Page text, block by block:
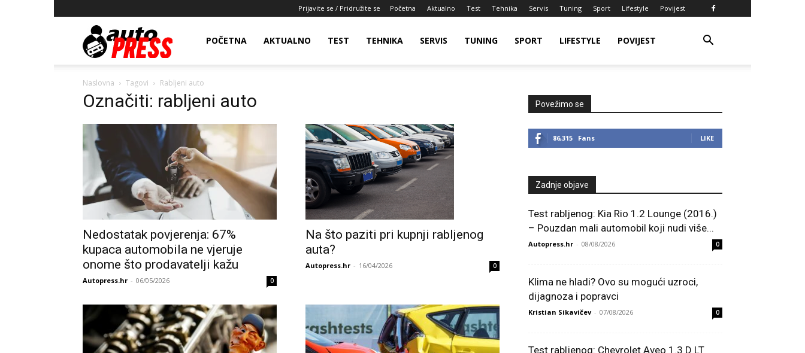
Prijavite se / Pridružite se Početna Aktualno Test Tehnika Servis Tuning Sport Lifestyle Povijest
AutopressHRPOČETNA AKTUALNO TEST TEHNIKA SERVIS TUNING SPORT LIFESTYLE POVIJEST
Naslovna Tagovi Rabljeni auto
Označiti: rabljeni auto
Nedostatak povjerenja: 67%
kupaca automobila ne vjeruje
onome što prodavatelji kažu
Autopress.hr - 06/05/2026 0
Na što paziti pri kupnji rabljenog
auta?
Autopress.hr - 16/04/2026 0
Povežimo se
86,315 Fans LIKE
Zadnje objave
Test rabljenog: Kia Rio 1.2 Lounge (2016.)
– Pouzdan mali automobil koji nudi više...
Autopress.hr - 08/08/2026 0
Klima ne hladi? Ovo su mogući uzroci,
dijagnoza i popravci
Kristian Sikavičev - 07/08/2026 0
Test rabljenog: Chevrolet Aveo 1.3 D LT